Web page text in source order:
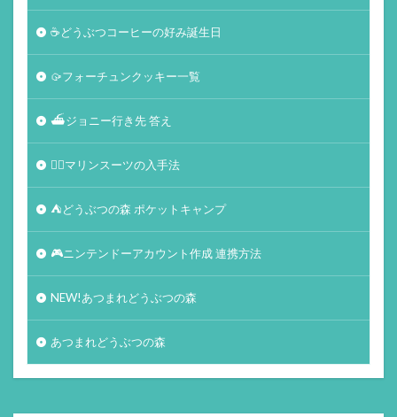
☕️どうぶつコーヒーの好み誕生日
🥠フォーチュンクッキー一覧
⛴ジョニー行き先 答え
🏄‍♀️マリンスーツの入手法
⛺どうぶつの森 ポケットキャンプ
🎮ニンテンドーアカウント作成 連携方法
NEW!あつまれどうぶつの森
あつまれどうぶつの森